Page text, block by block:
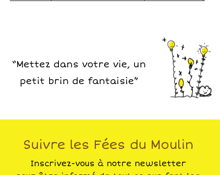
“Mettez dans votre vie, un
petit brin de fantaisie”
Suivre les Fées du Moulin
Inscrivez-vous à notre newsletter